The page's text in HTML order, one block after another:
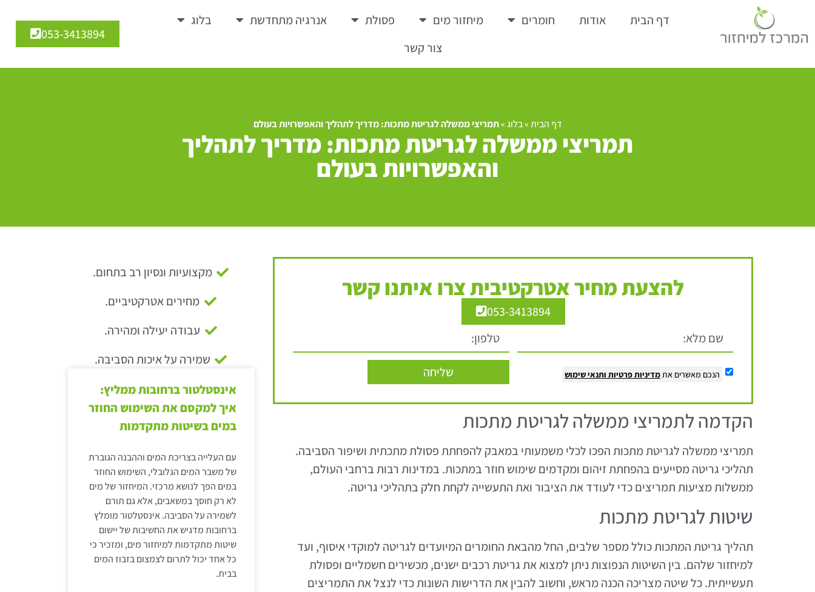
דף הבית אודות חומרים מיחזור מים פסולת אנרגיה מתחדשת
בלוג
צור קשר
053-3413894
דף הבית»בלוג»תמריצי ממשלה לגריטת מתכות: מדריך לתהליך והאפשרויות בעולם
תמריצי ממשלה לגריטת מתכות: מדריך לתהליך
והאפשרויות בעולם
להצעת מחיר אטרקטיבית צרו איתנו קשר
053-3413894
הנכם מאשרים אתמדיניות פרטיות ותנאי שימוש שליחה
הקדמה לתמריצי ממשלה לגריטת מתכות
תמריצי ממשלה לגריטת מתכות הפכו לכלי משמעותי במאבק להפחתת פסולת מתכתית ושיפור הסביבה.
תהליכי גריטה מסייעים בהפחתת זיהום ומקדמים שימוש חוזר במתכות. במדינות רבות ברחבי העולם,
ממשלות מציעות תמריצים כדי לעודד את הציבור ואת התעשייה לקחת חלק בתהליכי גריטה.
שיטות לגריטת מתכות
תהליך גריטת המתכות כולל מספר שלבים, החל מהבאת החומרים המיועדים לגריטה למוקדי איסוף, ועד
למיחזור שלהם. בין השיטות הנפוצות ניתן למצוא את גריטת רכבים ישנים, מכשירים חשמליים ופסולת
תעשייתית. כל שיטה מצריכה הכנה מראש, וחשוב להבין את הדרישות השונות כדי לנצל את התמריצים
מקצועיות ונסיון רב בתחום.
מחירים אטרקטיביים.
עבודה יעילה ומהירה.
שמירה על איכות הסביבה.
אינסטלטור ברחובות ממליץ:
איך למקסם את השימוש החוזר
במים בשיטות מתקדמות
עם העלייה בצריכת המים וההבנה הגוברת
של משבר המים הגלובלי, השימוש החוזר
במים הפך לנושא מרכזי. המיחזור של מים
לא רק חוסך במשאבים, אלא גם תורם
לשמירה על הסביבה. אינסטלטור מומלץ
ברחובות מדגיש את החשיבות של יישום
שיטות מתקדמות למיחזור מים, ומזכיר כי
כל אחד יכול לתרום לצמצום בזבוז המים
בבית.